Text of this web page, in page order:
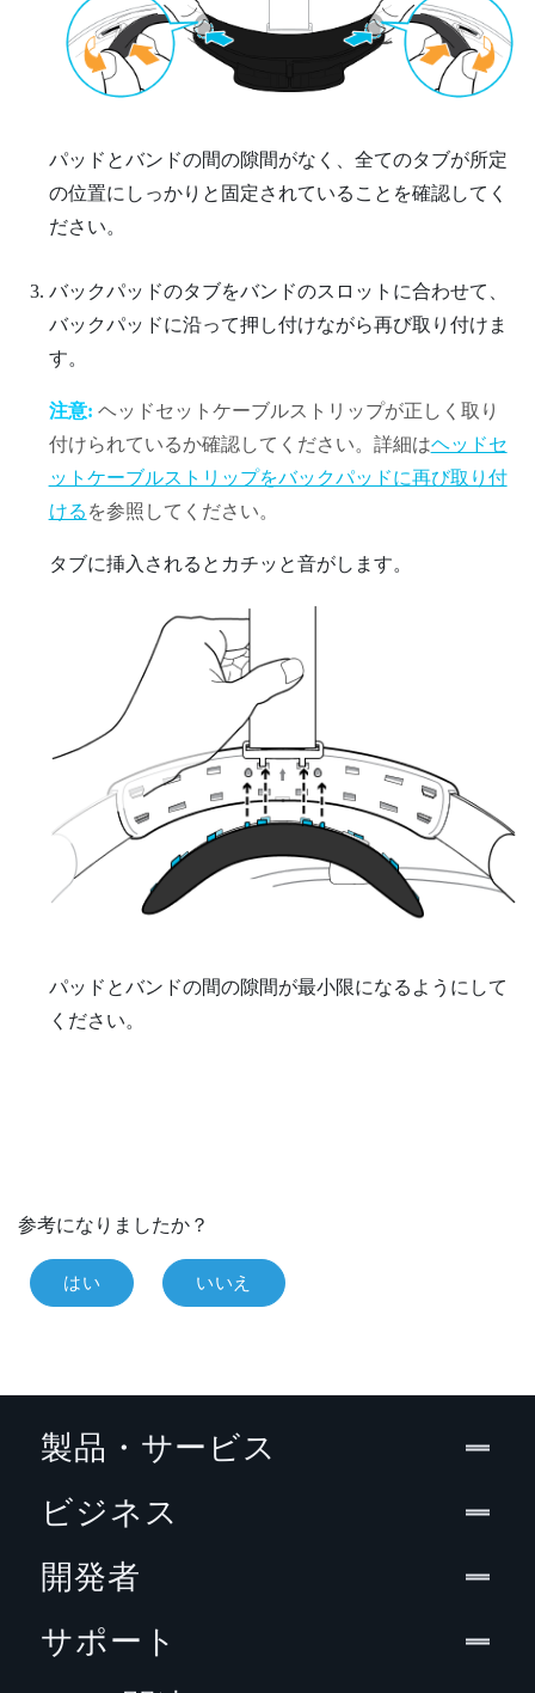
パッドとバンドの間の隙間がなく、全てのタブが所定
の位置にしっかりと固定されていることを確認してく
ださい。
バックパッドのタブをバンドのスロットに合わせて、
バックパッドに沿って押し付けながら再び取り付けま
す。
注意: ヘッドセットケーブルストリップが正しく取り
付けられているか確認してください。詳細はヘッドセ
ットケーブルストリップをバックパッドに再び取り付
ける を参照してください。
タブに挿入されるとカチッと音がします。
パッドとバンドの間の隙間が最小限になるようにして
ください。
参考になりましたか？
はい いいえ
製品・サービス
ビジネス
開発者
サポート